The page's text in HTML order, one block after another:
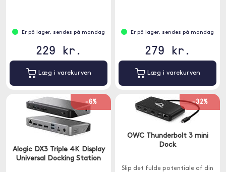
Er på lager, sendes på mandag
229 kr.
Læg i varekurven
Er på lager, sendes på mandag
279 kr.
Læg i varekurven
-6%
Alogic DX3 Triple 4K Display
Universal Docking Station
-32%
OWC Thunderbolt 3 mini
Dock
Slip det fulde potentiale af din